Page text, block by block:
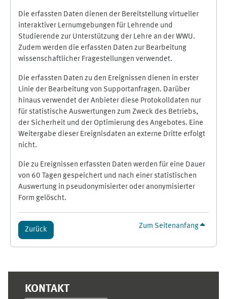
Die erfassten Daten dienen der Bereitstellung virtueller
interaktiver Lernumgebungen für Lehrende und
Studierende zur Unterstützung der Lehre an der WWU.
Zudem werden die erfassten Daten zur Bearbeitung
wissenschaftlicher Fragestellungen verwendet.
Die erfassten Daten zu den Ereignissen dienen in erster
Linie der Bearbeitung von Supportanfragen. Darüber
hinaus verwendet der Anbieter diese Protokolldaten nur
für statistische Auswertungen zum Zweck des Betriebs,
der Sicherheit und der Optimierung des Angebotes. Eine
Weitergabe dieser Ereignisdaten an externe Dritte erfolgt
nicht.
Die zu Ereignissen erfassten Daten werden für eine Dauer
von 60 Tagen gespeichert und nach einer statistischen
Auswertung in pseudonymisierter oder anonymisierter
Form gelöscht.
Zurück Zum Seitenanfang
KONTAKT